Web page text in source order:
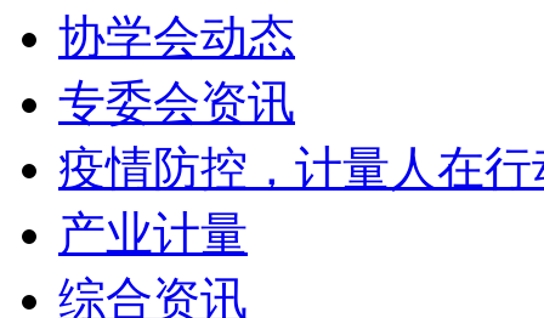
协学会动态
专委会资讯
疫情防控，计量人在行
产业计量
综合资讯